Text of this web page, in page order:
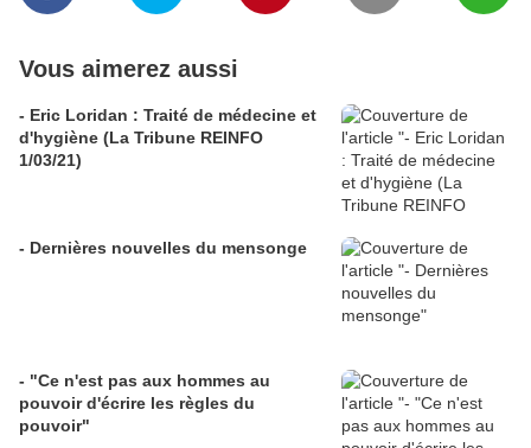
Vous aimerez aussi
- Eric Loridan : Traité de médecine et
d'hygiène (La Tribune REINFO
1/03/21)
- Dernières nouvelles du mensonge
- "Ce n'est pas aux hommes au
pouvoir d'écrire les règles du
pouvoir"